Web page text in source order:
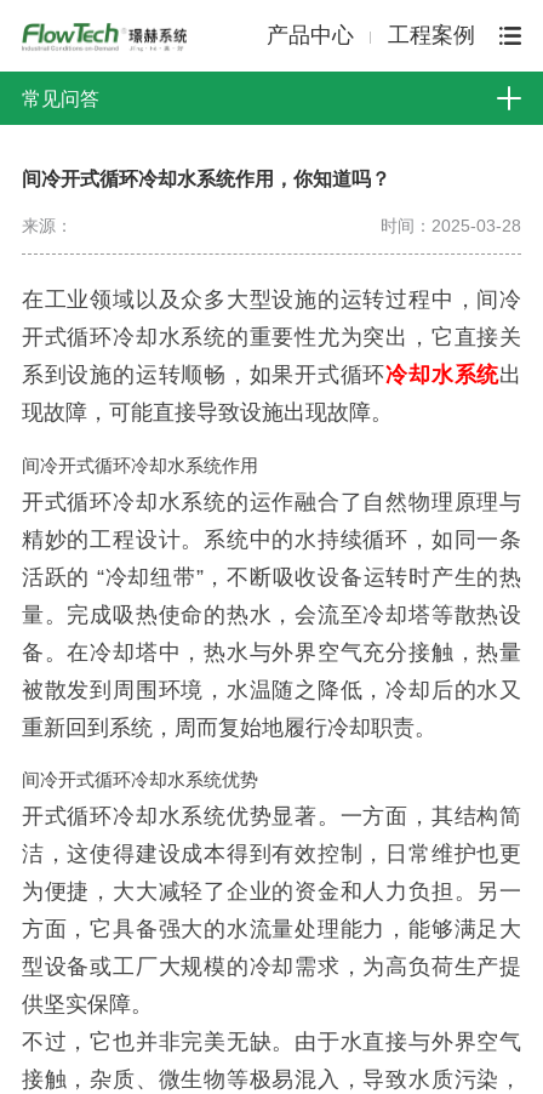
产品中心 工程案例
常见问答
间冷开式循环冷却水系统作用，你知道吗？
来源： 时间：2025-03-28
在工业领域以及众多大型设施的运转过程中，间冷
开式循环冷却水系统的重要性尤为突出，它直接关
系到设施的运转顺畅，如果开式循环冷却水系统出
现故障，可能直接导致设施出现故障。
间冷开式循环冷却水系统作用
开式循环冷却水系统的运作融合了自然物理原理与
精妙的工程设计。系统中的水持续循环，如同一条
活跃的 “冷却纽带”，不断吸收设备运转时产生的热
量。完成吸热使命的热水，会流至冷却塔等散热设
备。在冷却塔中，热水与外界空气充分接触，热量
被散发到周围环境，水温随之降低，冷却后的水又
重新回到系统，周而复始地履行冷却职责。
间冷开式循环冷却水系统优势
开式循环冷却水系统优势显著。一方面，其结构简
洁，这使得建设成本得到有效控制，日常维护也更
为便捷，大大减轻了企业的资金和人力负担。另一
方面，它具备强大的水流量处理能力，能够满足大
型设备或工厂大规模的冷却需求，为高负荷生产提
供坚实保障。
不过，它也并非完美无缺。由于水直接与外界空气
接触，杂质、微生物等极易混入，导致水质污染，